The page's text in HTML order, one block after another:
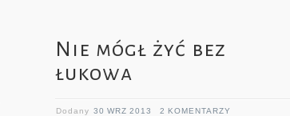
Nie mógł żyć bez
łukowa
Dodany30 WRZ 2013 2 KOMENTARZY